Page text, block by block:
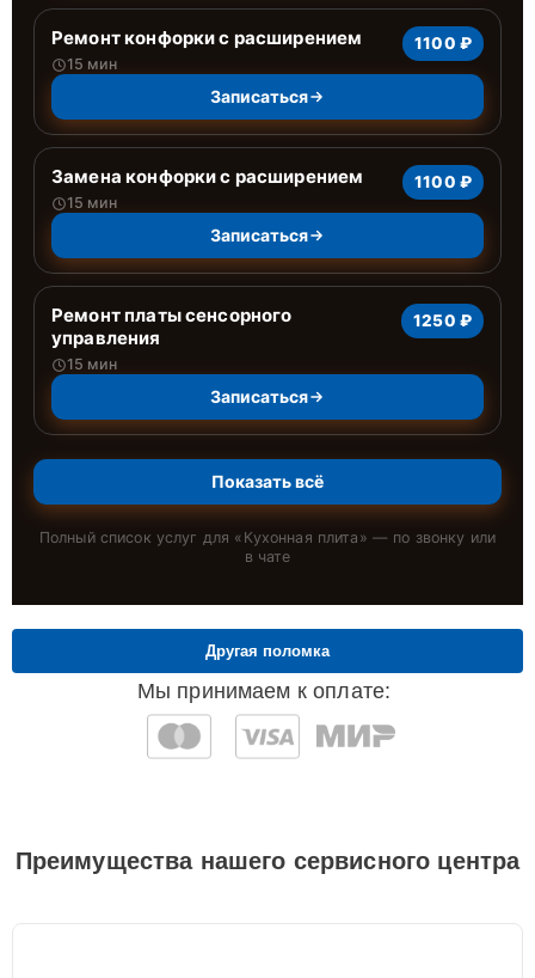
Ремонт конфорки с расширением
15 мин
1100 ₽
Записаться
Замена конфорки с расширением
15 мин
1100 ₽
Записаться
Ремонт платы сенсорного
управления
15 мин
1250 ₽
Записаться
Показать всё
Полный список услуг для « Кухонная плита » — по звонку или
в чате
Мы принимаем к оплате:
Другая поломка
Преимущества нашего сервисного центра